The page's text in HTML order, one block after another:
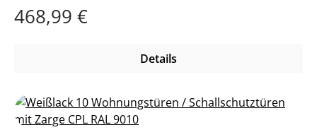
Regulärer Preis:
468,99 €
Details